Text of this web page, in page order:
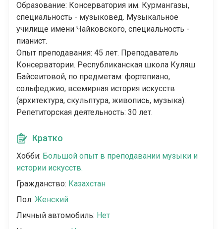
Образование: Консерватория им. Курмангазы,
специальность - музыковед. Музыкальное
училище имени Чайковского, специальность -
пианист.
Опыт преподавания: 45 лет. Преподаватель
Консерватории. Республиканская школа Куляш
Байсеитовой, по предметам: фортепиано,
сольфеджио, всемирная история искусств
(архитектура, скульптура, живопись, музыка).
Репетиторская деятельность: 30 лет.
Кратко
Хобби: Большой опыт в преподавании музыки и
истории искусств.
Гражданство: Казахстан
Пол: Женский
Личный автомобиль: Нет